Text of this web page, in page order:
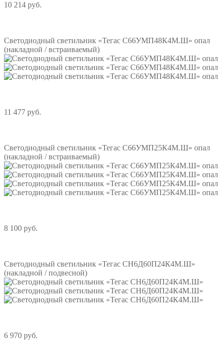
10 214 руб.
Светодиодный светильник «Тегас С66УМП48К4М.Ш» опал
(накладной / встраиваемый)
11 477 руб.
Светодиодный светильник «Тегас С66УМП25К4М.Ш» опал
(накладной / встраиваемый)
8 100 руб.
Светодиодный светильник «Тегас СН6Д60П24К4М.Ш»
(накладной / подвесной)
6 970 руб.